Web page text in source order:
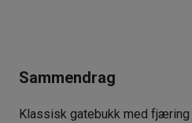
Sammendrag
Klassisk gatebukk med